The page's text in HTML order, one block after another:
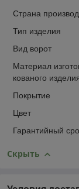
Страна
Тип изделия
Вид ворот
Материал
кованого
Покрытие
Цвет
Гарантийный
Скрыть